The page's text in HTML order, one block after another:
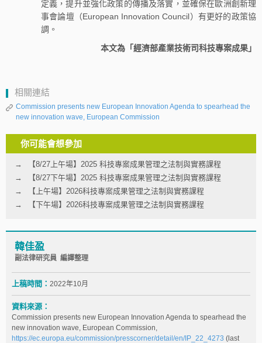
定義，提升並強化政策的傳播及落實，並確保在歐洲創新理
事會論壇（European Innovation Council）有更好的政策協
調。
本文為「經濟部產業技術司科技專案成果」
相關連結
Commission presents new European Innovation Agenda to spearhead the
new innovation wave, European Commission
你可能會想參加
【8/27上午場】2025 科技專案成果管理之法制與實務課程
【8/27下午場】2025 科技專案成果管理之法制與實務課程
【上午場】2026科技專案成果管理之法制與實務課程
【下午場】2026科技專案成果管理之法制與實務課程
韓佳盈
副法律研究員 編譯整理
上稿時間： 2022年10月
資料來源：
Commission presents new European Innovation Agenda to spearhead the
new innovation wave, European Commission,
https://ec.europa.eu/commission/presscorner/detail/en/IP_22_4273 (last